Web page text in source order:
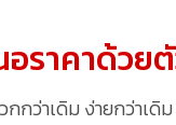
ราคาด้วย
กว่าเดิม ง่ายกว่าเดิ